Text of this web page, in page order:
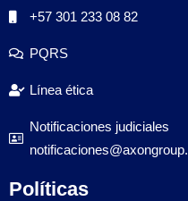
+57 301 233 08 82
PQRS
Línea ética
Notificaciones judiciales
Políticas